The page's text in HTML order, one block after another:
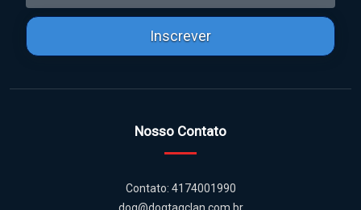
Inscrever
Nosso Contato
Contato: 4174001990